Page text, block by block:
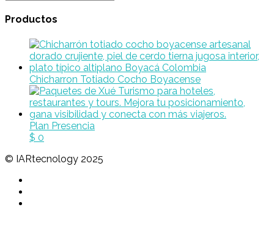
Productos
Chicharron Totiado Cocho Boyacense
Plan Presencia
$ 0
© IARtecnology 2025